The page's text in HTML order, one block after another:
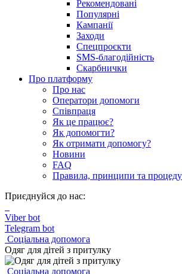
Рекомендовані
Популярні
Кампанії
Заходи
Спецпроєкти
SMS-благодійність
Скарбнички
Про платформу
Про нас
Оператори допомоги
Співпраця
Як це працює?
Як допомогти?
Як отримати допомогу?
Новини
FAQ
Правила, принципи та
Приєднуйся до нас:
Viber bot
Telegram bot
Соціальна допомога
Одяг для дітей з притулку
Соціальна допомога